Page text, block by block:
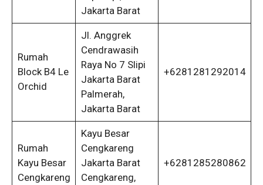
Jakarta Barat
Rumah
Block B4 Le
Orchid
Jl. Anggrek
Cendrawasih
Raya No 7 Slipi
Jakarta Barat
Palmerah,
Jakarta Barat
+6281281292014
Rumah
Kayu Besar
Cengkareng
Kayu Besar
Cengkareng
Jakarta Barat
Cengkareng,
+6281285280862